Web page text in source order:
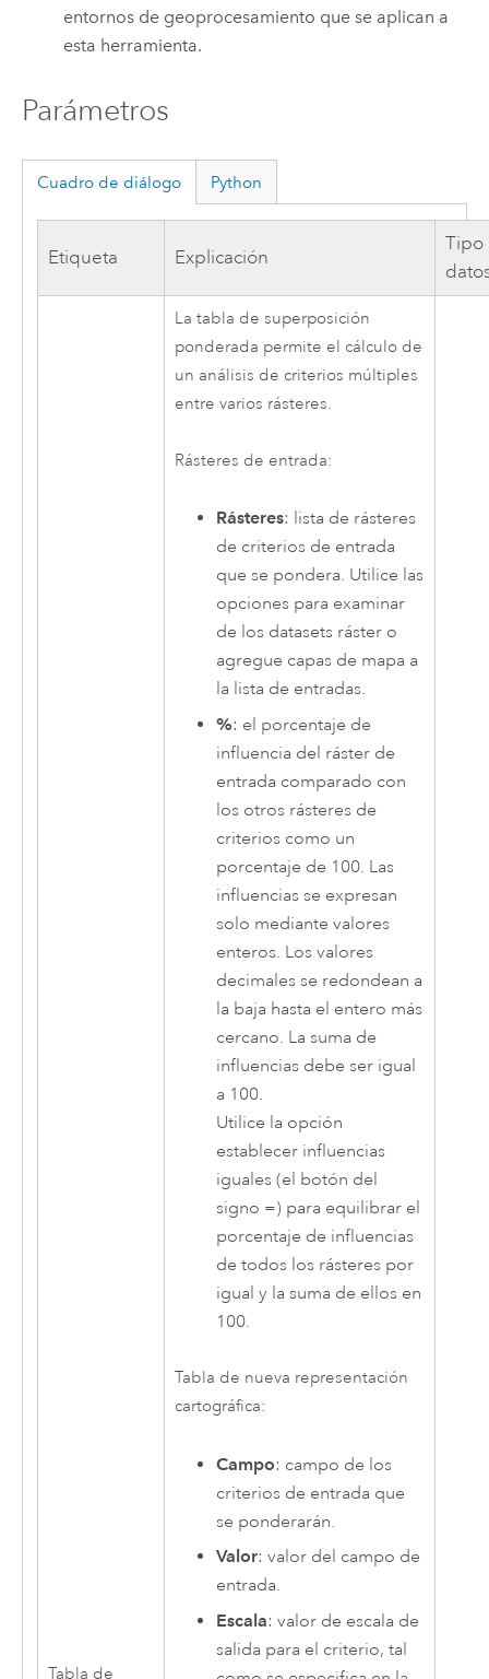
entornos de geoprocesamiento que se aplican a
esta herramienta.
Parámetros
Cuadro de diálogo Python
Etiqueta Explicación
Tipo
Tabla de
La tabla de superposición
ponderada permite el cálculo de
un análisis de criterios múltiples
entre varios rásteres.
Rásteres de entrada:
Rásteres: lista de rásteres
de criterios de entrada
que se pondera. Utilice las
opciones para examinar
de los datasets ráster o
agregue capas de mapa a
la lista de entradas.
%: el porcentaje de
influencia del ráster de
entrada comparado con
los otros rásteres de
criterios como un
porcentaje de 100. Las
influencias se expresan
solo mediante valores
enteros. Los valores
decimales se redondean a
la baja hasta el entero más
cercano. La suma de
influencias debe ser igual
a 100.
Utilice la opción
establecer influencias
iguales (el botón del
signo =) para equilibrar el
porcentaje de influencias
de todos los rásteres por
igual y la suma de ellos en
100.
Tabla de nueva representación
cartográfica:
Campo: campo de los
criterios de entrada que
se ponderarán.
Valor: valor del campo de
entrada.
Escala: valor de escala de
salida para el criterio, tal